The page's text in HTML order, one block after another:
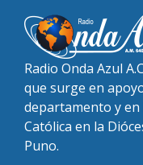
Radio Onda Azul
que surge en
departamento y
Católica en la
Puno.